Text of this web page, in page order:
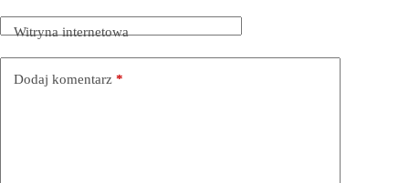
Witryna internetowa
Dodaj komentarz *